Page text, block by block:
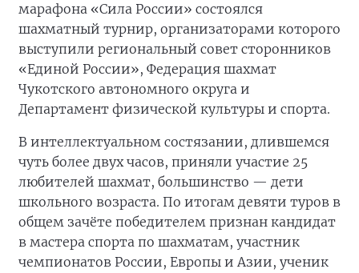
марафона «Сила России» состоялся
шахматный турнир, организаторами которого
выступили региональный совет сторонников
«Единой России», Федерация шахмат
Чукотского автономного округа и
Департамент физической культуры и спорта.
В интеллектуальном состязании, длившемся
чуть более двух часов, приняли участие 25
любителей шахмат, большинство — дети
школьного возраста. По итогам девяти туров в
общем зачёте победителем признан кандидат
в мастера спорта по шахматам, участник
чемпионатов России, Европы и Азии, ученик